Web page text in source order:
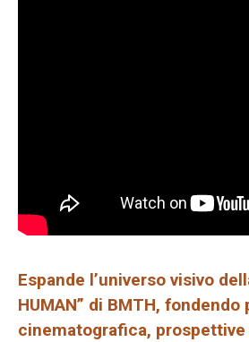
Espande l’universo visivo
HUMAN” di BMTH,
cinematografica,